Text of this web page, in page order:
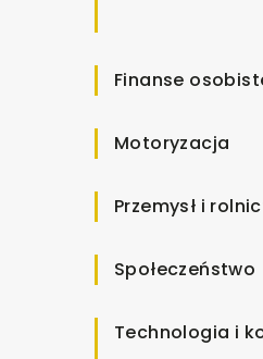
Finanse
Motoryzacja
Przemysł i
Społeczeństwo
Technologia i